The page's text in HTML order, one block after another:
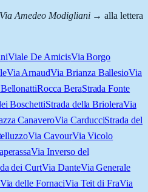
Via Amedeo Modigliani→ alla lettera
Viale De AmicisVia Borgo
Via ArnaudVia Brianza BallesioVia
Rocca BeraStrada Fonte
BoschettiStrada della BrioleraVia
CanaveroVia CarducciStrada del
Via CavourVia Vicolo
Via Inverso del
dei CurtVia DanteVia Generale
Via delle FornaciVia Teit di FraVia